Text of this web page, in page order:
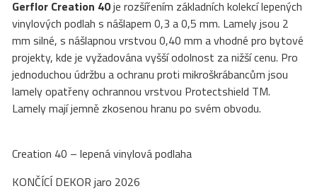
Gerflor Creation 40je rozšířením základních kolekcí lepených
vinylových podlah s nášlapem 0,3 a 0,5 mm. Lamely jsou 2
mm silné, s nášlapnou vrstvou 0,40 mm a vhodné pro bytové
projekty, kde je vyžadována vyšší odolnost za nižší cenu. Pro
jednoduchou údržbu a ochranu proti mikroškrábancům jsou
lamely opatřeny ochrannou vrstvou Protectshield TM.
Lamely mají jemně zkosenou hranu po svém obvodu.
Creation 40 – lepená vinylová podlaha
KONČÍCÍ DEKOR jaro 2026